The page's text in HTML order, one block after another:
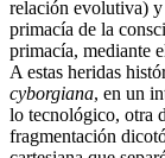
relación evolutiva) y
primacía de la
primacía, mediante
A estas heridas
cyborgiana, en un
lo tecnológico, otra
fragmentación